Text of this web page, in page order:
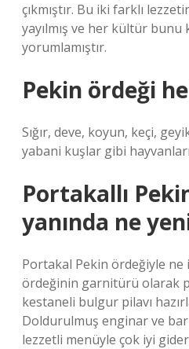
çıkmıştır. Bu iki farklı
yayılmış ve her kültür
yorumlamıştır.
Pekin ördeği
Sığır, deve, koyun, keçi,
yabani kuşlar gibi
Portakallı
yanında ne
Portakal Pekin ördeğiyle ne
ördeğinin garnitürü olarak
kestaneli bulgur pilavı
Doldurulmuş enginar ve
lezzetli menüyle çok iyi